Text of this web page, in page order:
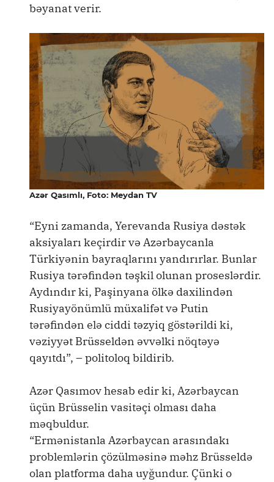
bəyanat verir.
Azər Qasımlı, Foto: Meydan TV
“Eyni zamanda, Yerevanda Rusiya dəstək
aksiyaları keçirdir və Azərbaycanla
Türkiyənin bayraqlarını yandırırlar. Bunlar
Rusiya tərəfindən təşkil olunan proseslərdir.
Aydındır ki, Paşinyana ölkə daxilindən
Rusiyayönümlü müxalifət və Putin
tərəfindən elə ciddi təzyiq göstərildi ki,
vəziyyət Brüsseldən əvvəlki nöqtəyə
qayıtdı”, – politoloq bildirib.
Azər Qasımov hesab edir ki, Azərbaycan
üçün Brüsselin vasitəçi olması daha
məqbuldur.
“Ermənistanla Azərbaycan arasındakı
problemlərin çözülməsinə məhz Brüsseldə
olan platforma daha uyğundur. Çünki o